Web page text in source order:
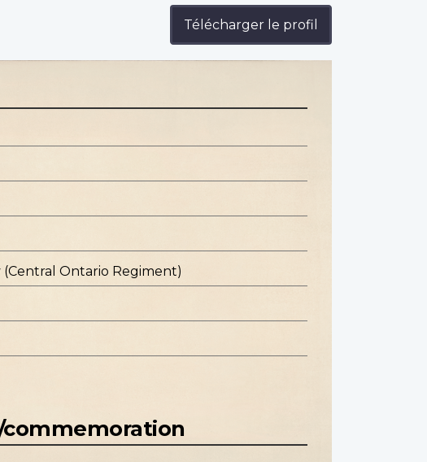
Télécharger le profil
Ontario Regiment)
commemoration